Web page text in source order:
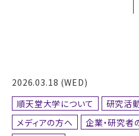
2026.03.18 (WED)
順天堂大学について
研究活
メディアの方へ
企業・研究者